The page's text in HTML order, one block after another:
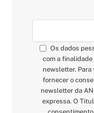
Os dados
com a
newsletter.
fornecer o
newsletter da
expressa. O